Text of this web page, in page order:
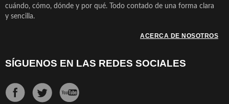
cuándo, cómo, dónde y por qué. Todo contado de una forma clara
y sencilla.
ACERCA DE NOSOTROS
SÍGUENOS EN LAS REDES SOCIALES